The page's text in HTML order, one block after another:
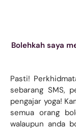
Bolehkah saya
Pasti!
sebarang SMS,
pengajar yoga!
semua orang
walaupun anda